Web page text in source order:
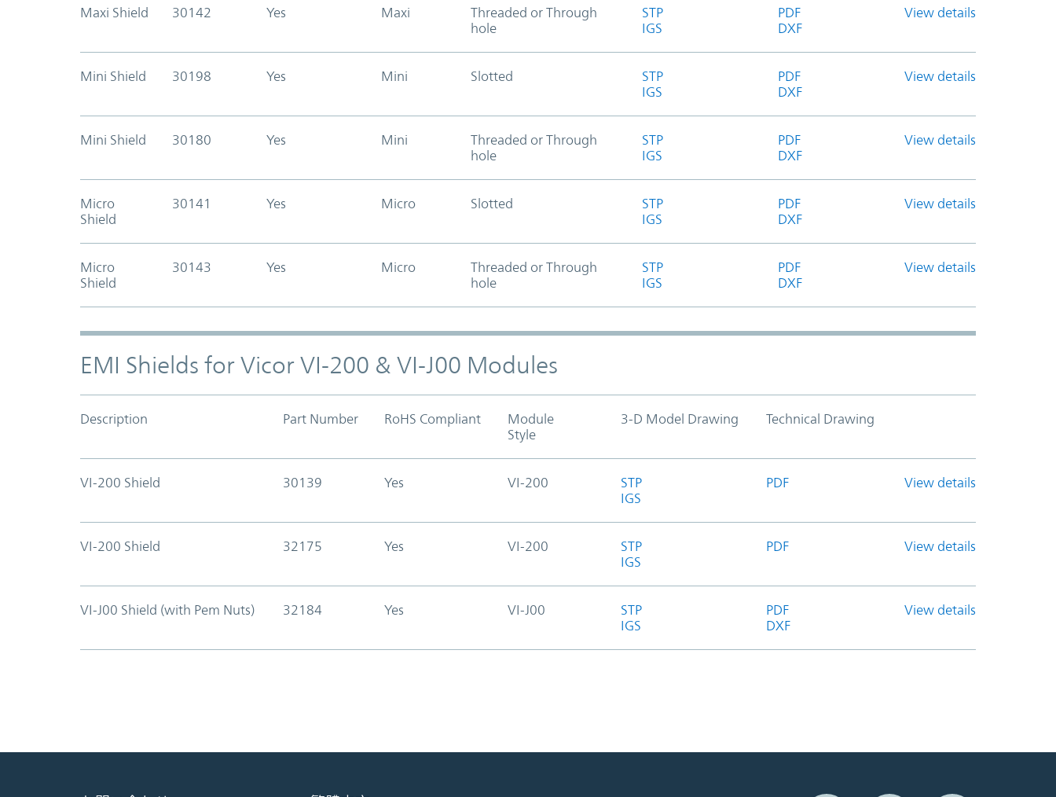
Maxi Shield 30142 Yes Maxi
Threaded or Through
hole
STP
IGS
PDF
DXF
View details
Mini Shield 30198 Yes Mini Slotted
STP
IGS
PDF
DXF
View details
Mini Shield 30180 Yes Mini
Threaded or Through
hole
STP
IGS
PDF
DXF
View details
Micro
Shield
30141 Yes Micro Slotted
STP
IGS
PDF
DXF
View details
Micro
Shield
30143 Yes Micro
Threaded or Through
hole
STP
IGS
PDF
DXF
View details
EMI Shields for Vicor VI-200 & VI-J00 Modules
Description Part Number RoHS Compliant
Module
Style
3-D Model Drawing Technical Drawing
VI-200 Shield 30139 Yes VI-200
STP
IGS
PDF View details
VI-200 Shield 32175 Yes VI-200
STP
IGS
PDF View details
VI-J00 Shield (with Pem Nuts) 32184 Yes VI-J00
STP
IGS
PDF
DXF
View details